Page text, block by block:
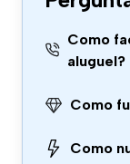
Como
aluguel?
Como
Como